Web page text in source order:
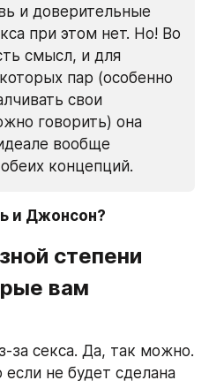
и доверительные
при этом нет. Но! Во
смысл, и для
пар (особенно
свои
говорить) она
вообще
концепций.
и Джонсон?
степени
вам
за секса. Да, так можно.
не будет сделана